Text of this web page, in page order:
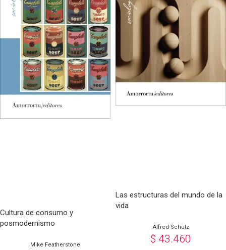
Cultura de consumo y
posmodernismo
Mike Featherstone
Las estructuras del mundo de la
vida
Alfred Schutz
$ 43.460